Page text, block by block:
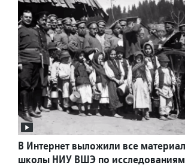
В Интернет выложили все
школы НИУ ВШЭ по исследованиям